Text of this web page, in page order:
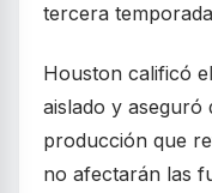
tercera
Houston calificó
aislado y aseguró
producción que
no afectarán las